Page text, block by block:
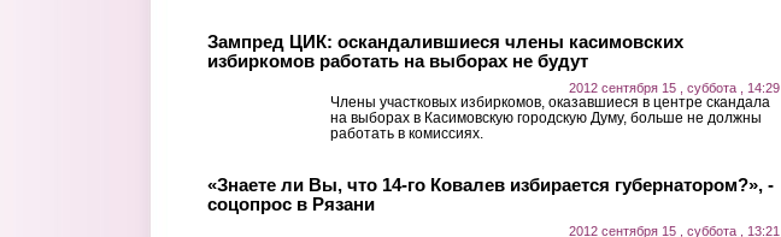
Зампред ЦИК: оскандалившиеся члены касимовских
избиркомов работать на выборах не будут
2012 сентября 15 , суббота , 14:29
Члены участковых избиркомов, оказавшиеся в центре скандала
на выборах в Касимовскую городскую Думу, больше не должны
работать в комиссиях.
«Знаете ли Вы, что 14-го Ковалев избирается губернатором?», -
соцопрос в Рязани
2012 сентября 15 , суббота , 13:21